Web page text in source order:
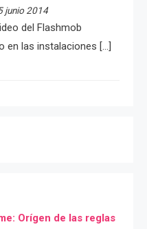
junio 2014
del Flashmob
en las instalaciones […]
Orígen de las reglas